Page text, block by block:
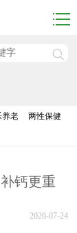
养老 两性保健
钙更重
2026-07-24